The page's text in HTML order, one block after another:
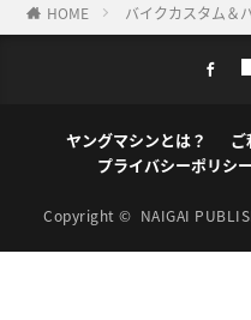
HOME バイクカスタム＆
ヤングマシンとは？ ご
プライバシーポリシー
Copyright © NAIGAI